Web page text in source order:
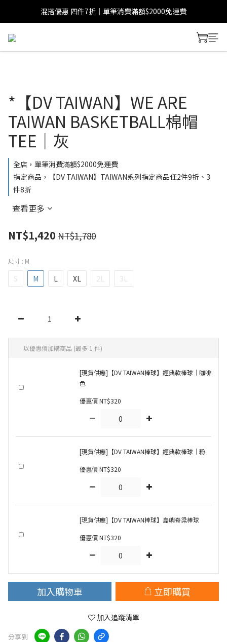
混搭優惠 四件7折｜單筆消費滿額$2000免運費
*【DV TAIWAN】WE ARE
TAIWAN BASKETBALL棉帽
TEE｜灰
全店，單筆消費滿額$2000免運費
指定商品，【DV TAIWAN】TAIWAN系列指定商品任2件9折、3
件8折
查看更多
NT$1,420 NT$1,780
尺寸 : M
S M L XL 2L 3L
以優惠價加購商品 (最多 1 件)
[現貨供應]【DV TAIWAN棒球】經典款棒球｜咖啡
色
優惠價 NT$320
[現貨供應]【DV TAIWAN棒球】經典款棒球｜粉
優惠價 NT$320
[現貨供應]【DV TAIWAN棒球】島嶼脊梁棒球
優惠價 NT$320
加入購物車 立即購買
加入追蹤清單
分享到